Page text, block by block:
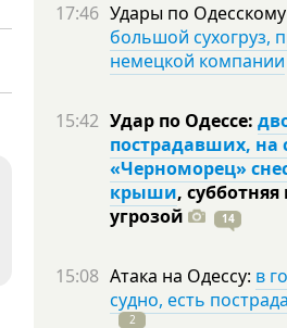
17:46 Удары по
большой сухогруз,
немецкой компании
15:42 Удар по Одессе:
пострадавших, на
«Черноморец»
крыши,
угрозой
14
15:08 Атака на Одессу: в
судно, есть
2